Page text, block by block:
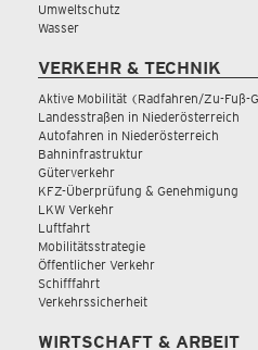
Umweltschutz
Wasser
VERKEHR & TECHNIK
Aktive Mobilität (Radfahren/Zu-Fuß-
Landesstraßen in Niederösterreich
Autofahren in Niederösterreich
Bahninfrastruktur
Güterverkehr
KFZ-Überprüfung & Genehmigung
LKW Verkehr
Luftfahrt
Mobilitätsstrategie
Öffentlicher Verkehr
Schifffahrt
Verkehrssicherheit
WIRTSCHAFT & ARBEIT